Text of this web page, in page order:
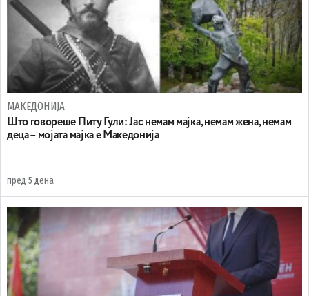
МАКЕДОНИЈА
Што говореше Питу Гули: Јас немам мајка, немам жена, немам
деца – мојата мајка е Македонија
пред 5 дена